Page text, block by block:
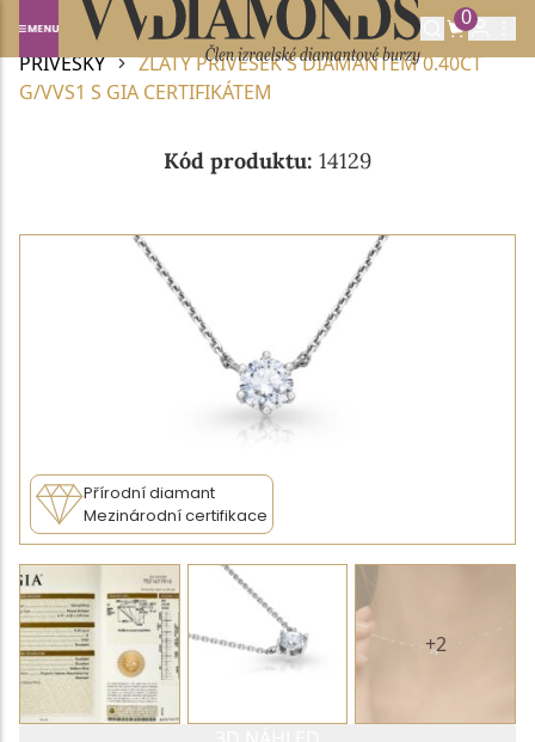
0
Domů DIAMANTOVÉ ŠPERKY
DIAMANTOVÉ
PŘÍVĚSKY
ZLATÝ PŘÍVĚSEK S DIAMANTEM 0.40CT
G/VVS1 S GIA CERTIFIKÁTEM
Kód produktu: 14129
Přírodní diamant
Mezinárodní certifikace
+2